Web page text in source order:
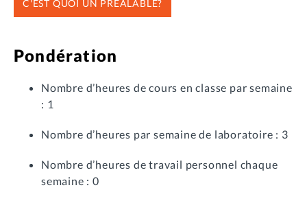
C'EST QUOI UN PRÉALABLE?
Pondération
Nombre d’heures de cours en classe par semaine
: 1
Nombre d’heures par semaine de laboratoire : 3
Nombre d’heures de travail personnel chaque
semaine : 0